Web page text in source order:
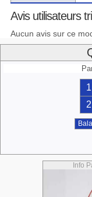
Avis utilisateurs
Aucun avis sur ce
1
2
Info